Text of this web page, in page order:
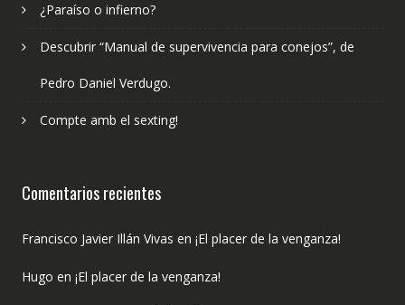
¿Paraíso o infierno?
Descubrir “Manual de supervivencia para conejos”, de
Pedro Daniel Verdugo.
Compte amb el sexting!
Comentarios recientes
Francisco Javier Illán Vivas en ¡El placer de la venganza!
Hugo en ¡El placer de la venganza!